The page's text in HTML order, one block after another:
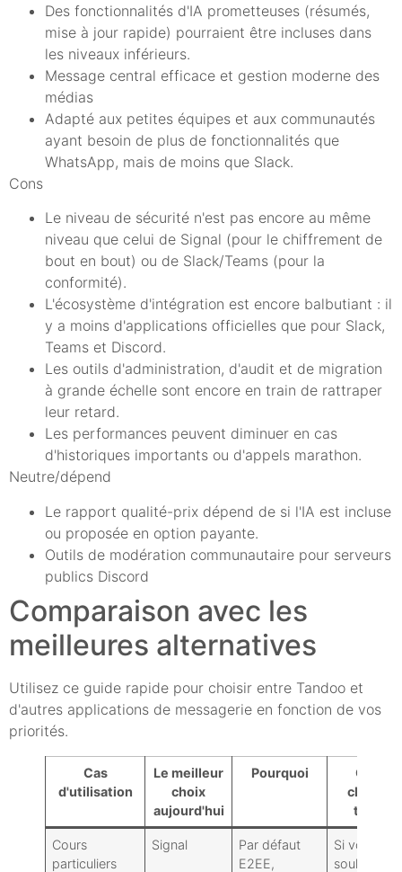
Des fonctionnalités d'IA prometteuses (résumés,
mise à jour rapide) pourraient être incluses dans
les niveaux inférieurs.
Message central efficace et gestion moderne des
médias
Adapté aux petites équipes et aux communautés
ayant besoin de plus de fonctionnalités que
WhatsApp, mais de moins que Slack.
Cons
Le niveau de sécurité n'est pas encore au même
niveau que celui de Signal (pour le chiffrement de
bout en bout) ou de Slack/Teams (pour la
conformité).
L'écosystème d'intégration est encore balbutiant : il
y a moins d'applications officielles que pour Slack,
Teams et Discord.
Les outils d'administration, d'audit et de migration
à grande échelle sont encore en train de rattraper
leur retard.
Les performances peuvent diminuer en cas
d'historiques importants ou d'appels marathon.
Neutre/dépend
Le rapport qualité-prix dépend de si l'IA est incluse
ou proposée en option payante.
Outils de modération communautaire pour serveurs
publics Discord
Comparaison avec les
meilleures alternatives
Utilisez ce guide rapide pour choisir entre Tandoo et
d'autres applications de messagerie en fonction de vos
priorités.
Cas
d'utilisation
Le meilleur
choix
aujourd'hui
Pourquoi
Quand
choisir
tandoo
Cours
particuliers
Signal
Par défaut
E2EE,
Si vous
souhaitez